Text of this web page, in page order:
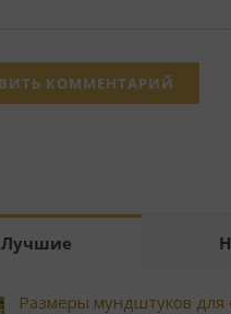
Лучшие
Размеры мундштуков для